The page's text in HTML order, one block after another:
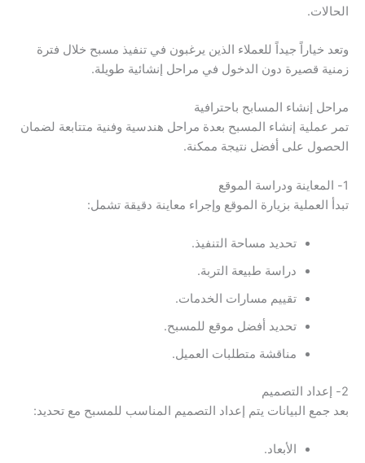
الحالات.
وتعد خياراً جيداً للعملاء الذين يرغبون في تنفيذ مسبح خلال فترة
زمنية قصيرة دون الدخول في مراحل إنشائية طويلة.
مراحل إنشاء المسابح باحترافية
تمر عملية إنشاء المسبح بعدة مراحل هندسية وفنية متتابعة لضمان
الحصول على أفضل نتيجة ممكنة.
1- المعاينة ودراسة الموقع
تبدأ العملية بزيارة الموقع وإجراء معاينة دقيقة تشمل:
تحديد مساحة التنفيذ.
دراسة طبيعة التربة.
تقييم مسارات الخدمات.
تحديد أفضل موقع للمسبح.
مناقشة متطلبات العميل.
2- إعداد التصميم
بعد جمع البيانات يتم إعداد التصميم المناسب للمسبح مع تحديد:
الأبعاد.